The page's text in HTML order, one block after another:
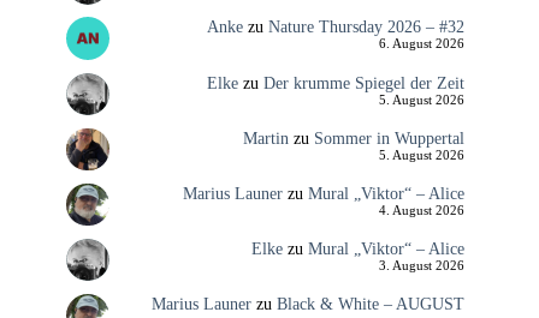
Ankezu Nature Thursday 2026 – #32
6. August 2026
Elkezu Der krumme Spiegel der Zeit
5. August 2026
Martin zu Sommer in Wuppertal
5. August 2026
Marius Launerzu Mural „Viktor“ – Alice
4. August 2026
Elkezu Mural „Viktor“ – Alice
3. August 2026
Marius Launerzu Black & White – AUGUST